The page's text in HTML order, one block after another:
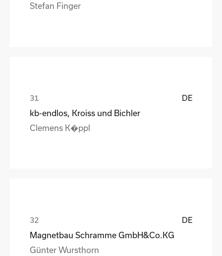
Stefan Finger
DE
kb-endlos, Kroiss und Bichler
Clemens K�ppl
DE
Magnetbau Schramme GmbH&Co.KG
Günter Wursthorn